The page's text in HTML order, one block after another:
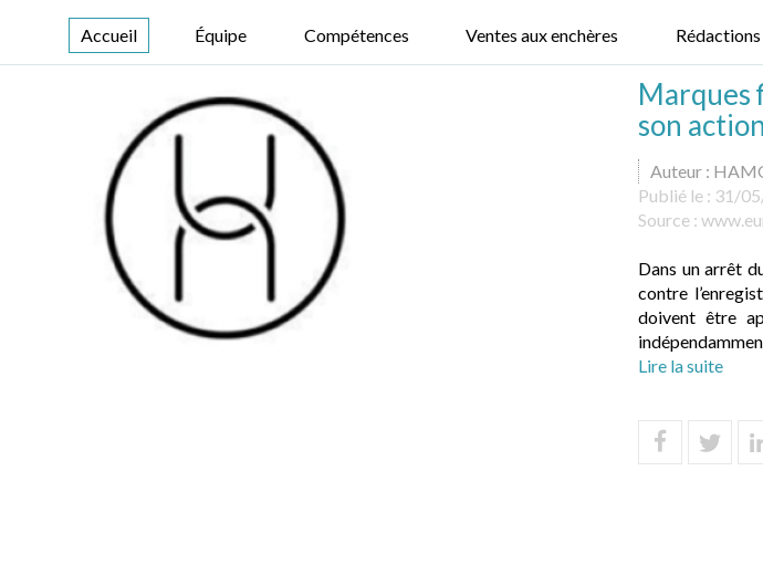
Accueil Équipe Compétences Ventes aux enchères Rédactions
Marques
son
Auteur :
Publié le : 31/
Source :
Dans un arrêt
contre
doivent être
Lire la suite